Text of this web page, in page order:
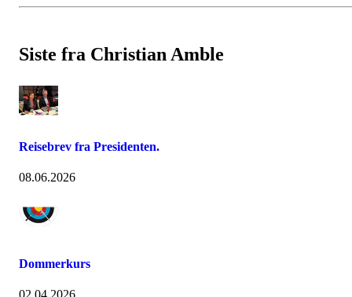
Siste fra Christian Amble
Reisebrev fra Presidenten.
08.06.2026
Dommerkurs
02.04.2026